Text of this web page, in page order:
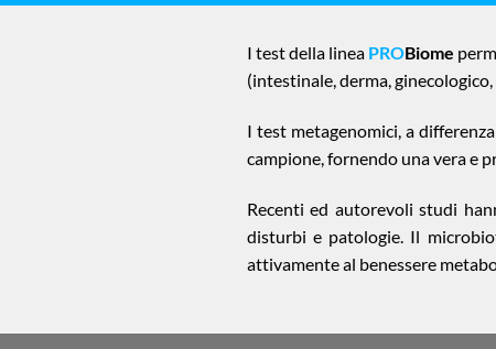
I test della linea PROBiome
(intestinale, derma,
I test metagenomici, a
campione, fornendo una vera e
Recenti ed autorevoli studi
disturbi e patologie. Il
attivamente al benessere